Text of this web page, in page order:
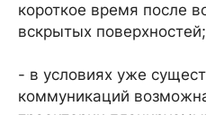
короткое время после
вскрытых поверхностей;
- в условиях уже
коммуникаций